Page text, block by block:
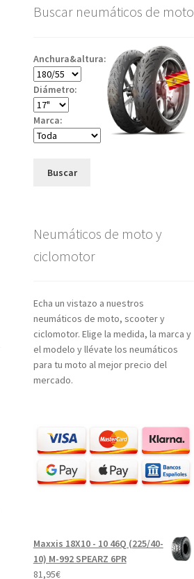
Buscar neumáticos de moto
Anchura&altura:
Diámetro:
Marca:
Buscar
Neumáticos de moto y
ciclomotor
Echa un vistazo a nuestros
neumáticos de moto, scooter y
ciclomotor. Elige la medida, la marca y
el modelo y llévate los neumáticos
para tu moto al mejor precio del
mercado.
Maxxis 18X10 - 10 46Q (225/40-
10) M-992 SPEARZ 6PR
81,95€